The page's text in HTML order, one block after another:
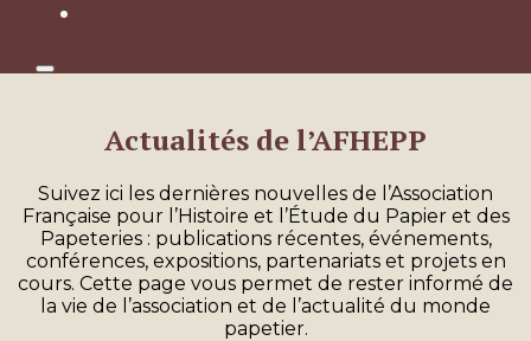
Actualités del’AFHEPP
Suivez ici les dernières nouvelles de l’Association
Française pour l’Histoire et l’Étude du Papier et des
Papeteries : publications récentes, événements,
conférences, expositions, partenariats et projets en
cours. Cette page vous permet de rester informé de
la vie de l’association et de l’actualité du monde
papetier.